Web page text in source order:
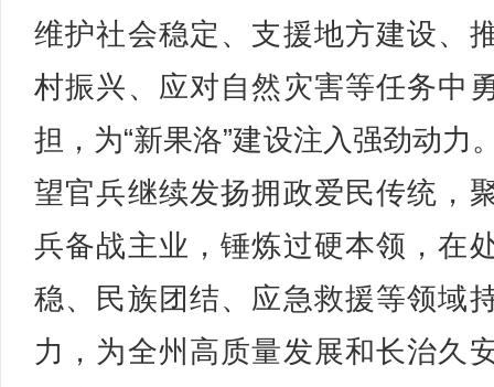
维护社会稳定、支援地方建设、
村振兴、应对自然灾害等任务中
担，为“新果洛”建设注入强劲动力
望官兵继续发扬拥政爱民传统，
兵备战主业，锤炼过硬本领，在
稳、民族团结、应急救援等领域
力，为全州高质量发展和长治久